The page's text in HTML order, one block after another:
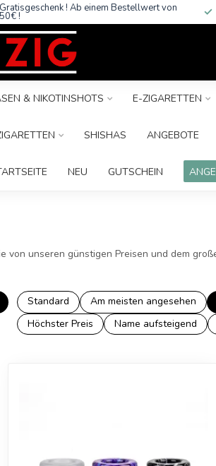
Gratisgeschenk ! Ab einem Bestellwert von
50€ !
& NIKOTINSHOTS E-ZIGARETTEN
SHISHAS ANGEBOTE
NEU GUTSCHEIN
von unseren günstigen Preisen und dem
Standard Am meisten angesehen
Höchster Preis
Name aufsteigend